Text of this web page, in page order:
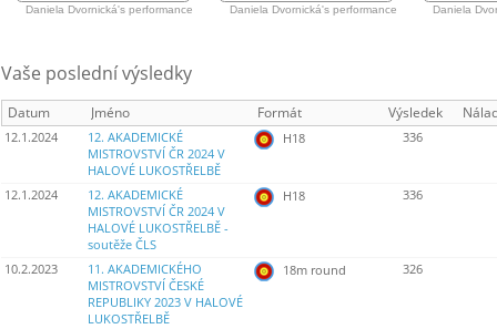
Daniela Dvornická's performance Daniela Dvornická's performance Daniela
Vaše poslední výsledky
Datum Jméno Formát Výsledek
12.1.2024
12. AKADEMICKÉ
MISTROVSTVÍ ČR 2024 V
HALOVÉ LUKOSTŘELBĚ
H18 336
12.1.2024
12. AKADEMICKÉ
MISTROVSTVÍ ČR 2024 V
HALOVÉ LUKOSTŘELBĚ -
soutěže ČLS
H18 336
10.2.2023
11. AKADEMICKÉHO
MISTROVSTVÍ ČESKÉ
REPUBLIKY 2023 V HALOVÉ
LUKOSTŘELBĚ
18m round 326